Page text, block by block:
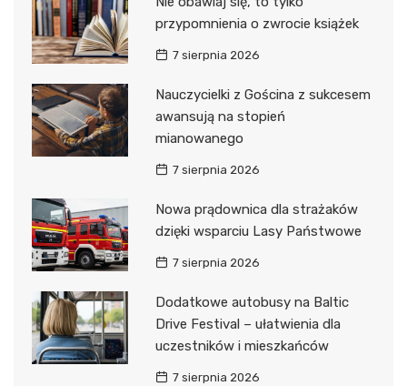
przypomnienia o zwrocie książek
7 sierpnia 2026
Nauczycielki z Gościna z sukcesem
awansują na stopień
mianowanego
7 sierpnia 2026
Nowa prądownica dla strażaków
dzięki wsparciu Lasy Państwowe
7 sierpnia 2026
Dodatkowe autobusy na Baltic
Drive Festival – ułatwienia dla
uczestników i mieszkańców
7 sierpnia 2026